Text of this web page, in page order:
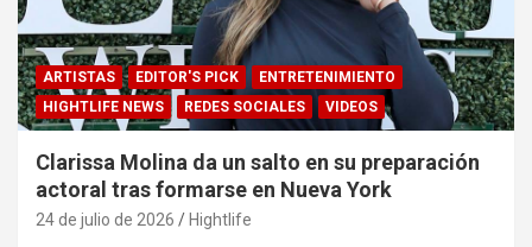
ARTISTAS EDITOR'S PICK
ENTRETENIMIENTO
HIGHTLIFE NEWS
REDES SOCIALES VIDEOS
Clarissa Molina da un salto en su preparación
actoral tras formarse en Nueva York
24 de julio de 2026 Hightlife